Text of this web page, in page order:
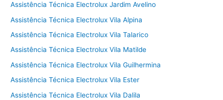
Assistência Técnica Electrolux Jardim Avelino
Assistência Técnica Electrolux Vila Alpina
Assistência Técnica Electrolux Vila Talarico
Assistência Técnica Electrolux Vila Matilde
Assistência Técnica Electrolux Vila Guilhermina
Assistência Técnica Electrolux Vila Ester
Assistência Técnica Electrolux Vila Dalila